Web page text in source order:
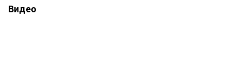
Видео